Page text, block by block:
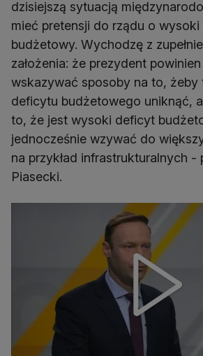
dzisiejszą sytuacją
mieć pretensji do rządu o
budżetowy. Wychodzę z
założenia: że prezydent
wskazywać sposoby na to,
deficytu budżetowego uniknąć,
to, że jest wysoki deficyt
jednocześnie wzywać do
na przykład infrastrukturalnych -
Piasecki.